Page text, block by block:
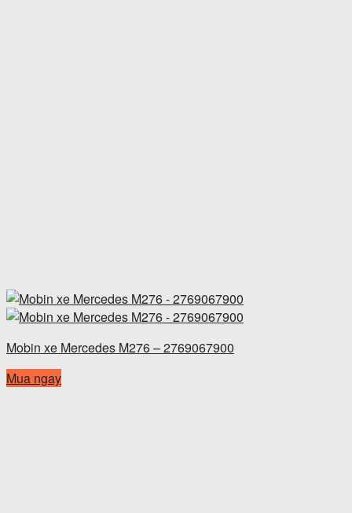
Mobin xe Mercedes M276 – 2769067900
Mua ngay